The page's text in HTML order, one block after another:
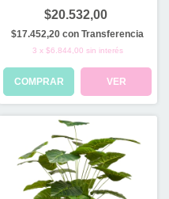
$20.532,00
$17.452,20con Transferencia
3 x $6.844,00 sin interés
COMPRAR VER